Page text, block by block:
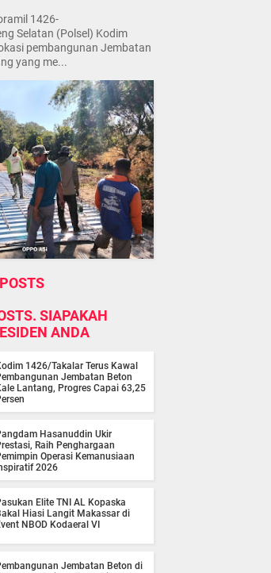
1426-
Selatan (Polsel) Kodim
pembangunan Jembatan
yang me...
SIAPAKAH
ANDA
1426/Takalar Terus Kawal
Jembatan Beton
Lantang, Progres Capai 63,25
Hasanuddin Ukir
Raih Penghargaan
Operasi Kemanusiaan
2026
Elite TNI AL Kopaska
Hiasi Langit Makassar di
NBOD Kodaeral VI
Jembatan Beton di